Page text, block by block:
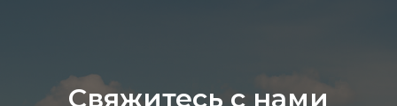
Свяжитесь с нами